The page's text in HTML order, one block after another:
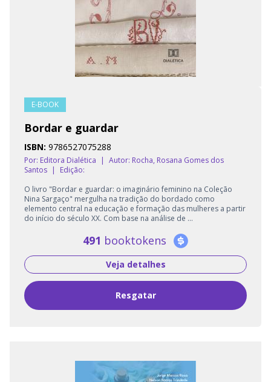
E-BOOK
Bordar e guardar
ISBN: 9786527075288
Por: Editora Dialética | Autor: Rocha, Rosana Gomes dos
Santos |
Edição:
O livro "Bordar e guardar: o imaginário feminino na Coleção
Nina Sargaço" mergulha na tradição do bordado como
elemento central na educação e formação das mulheres a partir
do início do século XX. Com base na análise de ...
491 booktokens
Veja detalhes
Resgatar